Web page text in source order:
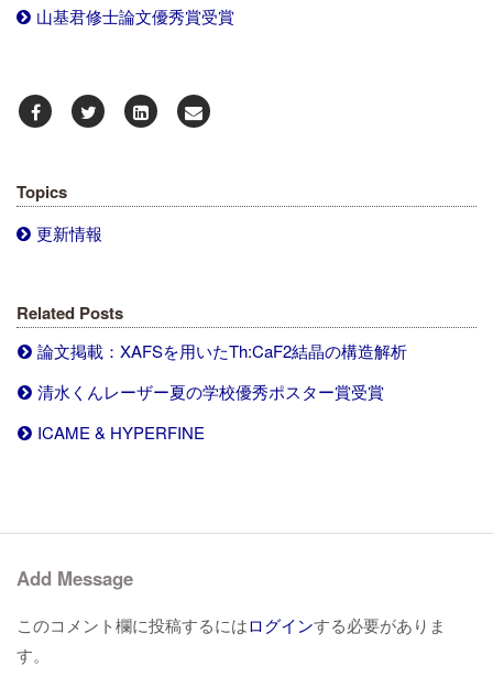
山基君修士論文優秀賞受賞
Topics
更新情報
Related Posts
論文掲載：XAFSを用いたTh:CaF2結晶の構造解析
清水くんレーザー夏の学校優秀ポスター賞受賞
ICAME & HYPERFINE
Add Message
このコメント欄に投稿するにはログインする必要がありま
す。